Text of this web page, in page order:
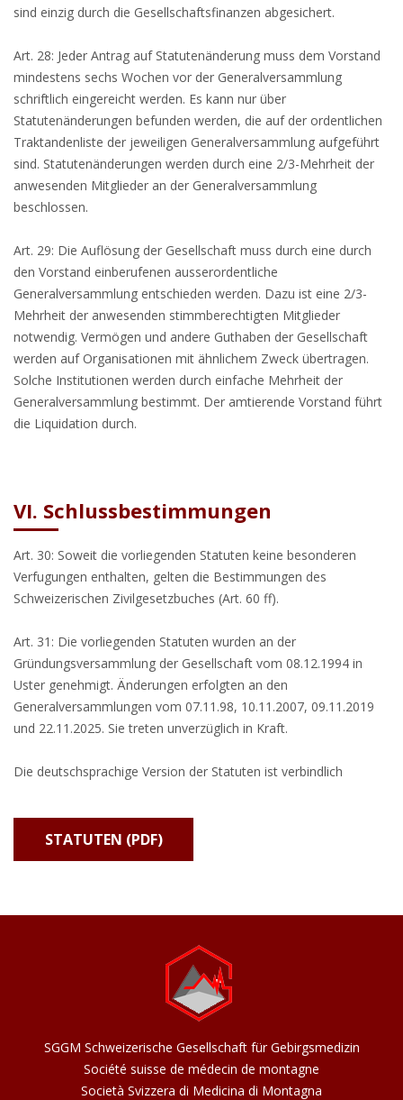
sind einzig durch die Gesellschaftsfinanzen abgesichert.
Art. 28: Jeder Antrag auf Statutenänderung muss dem Vorstand
mindestens sechs Wochen vor der Generalversammlung
schriftlich eingereicht werden. Es kann nur über
Statutenänderungen befunden werden, die auf der ordentlichen
Traktandenliste der jeweiligen Generalversammlung aufgeführt
sind. Statutenänderungen werden durch eine 2/3-Mehrheit der
anwesenden Mitglieder an der Generalversammlung
beschlossen.
Art. 29: Die Auflösung der Gesellschaft muss durch eine durch
den Vorstand einberufenen ausserordentliche
Generalversammlung entschieden werden. Dazu ist eine 2/3-
Mehrheit der anwesenden stimmberechtigten Mitglieder
notwendig. Vermögen und andere Guthaben der Gesellschaft
werden auf Organisationen mit ähnlichem Zweck übertragen.
Solche Institutionen werden durch einfache Mehrheit der
Generalversammlung bestimmt. Der amtierende Vorstand führt
die Liquidation durch.
VI. Schlussbestimmungen
Art. 30: Soweit die vorliegenden Statuten keine besonderen
Verfugungen enthalten, gelten die Bestimmungen des
Schweizerischen Zivilgesetzbuches (Art. 60 ff).
Art. 31: Die vorliegenden Statuten wurden an der
Gründungsversammlung der Gesellschaft vom 08.12.1994 in
Uster genehmigt. Änderungen erfolgten an den
Generalversammlungen vom 07.11.98, 10.11.2007, 09.11.2019
und 22.11.2025. Sie treten unverzüglich in Kraft.
Die deutschsprachige Version der Statuten ist verbindlich
STATUTEN (PDF)
SGGM Schweizerische Gesellschaft für Gebirgsmedizin
Société suisse de médecin de montagne
Società Svizzera di Medicina di Montagna